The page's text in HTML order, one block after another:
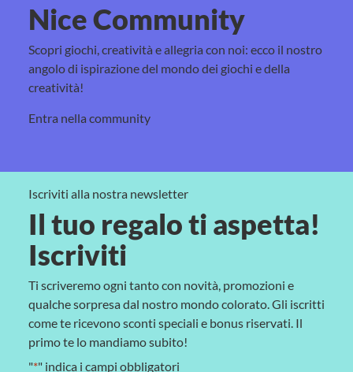
Nice Community
Scopri giochi, creatività e allegria con noi: ecco il nostro
angolo di ispirazione del mondo dei giochi e della
creatività!
Entra nella community
Iscriviti alla nostra newsletter
Il tuo regalo ti aspetta!
Iscriviti
Ti scriveremo ogni tanto con novità, promozioni e
qualche sorpresa dal nostro mondo colorato. Gli iscritti
come te ricevono sconti speciali e bonus riservati. Il
primo te lo mandiamo subito!
"*" indica i campi obbligatori